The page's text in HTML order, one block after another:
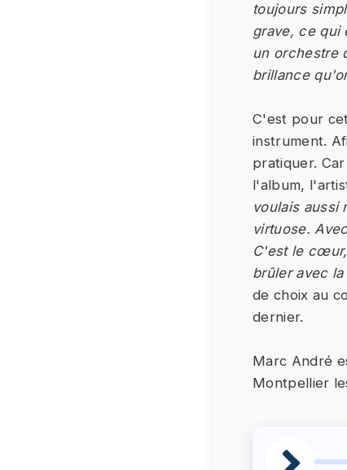
toujours
grave, ce qui
un orchestre
brillance
C'est pour
instrument.
pratiquer.
l'album,
voulais aussi
virtuose.
C'est le
brûler avec
de choix au
dernier.
Marc André
Montpellier